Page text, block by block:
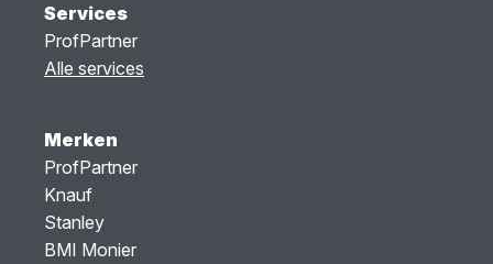
Services
ProfPartner
Alle services
Merken
ProfPartner
Knauf
Stanley
BMI Monier